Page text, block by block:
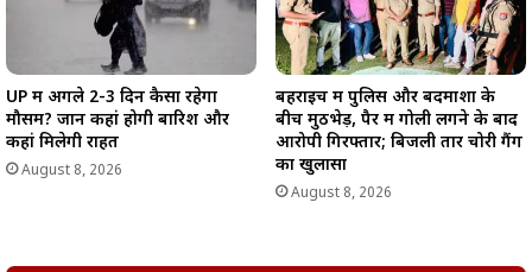
UP में अगले 2-3 दिन कैसा रहेगा
मौसम? जानें कहां होगी बारिश और
कहां मिलेगी राहत
August 8, 2026
बहराइच में पुलिस और बदमाशों के
बीच मुठभेड़, पैर में गोली लगने के बाद
आरोपी गिरफ्तार; बिजली तार चोरी गैंग
का खुलासा
August 8, 2026